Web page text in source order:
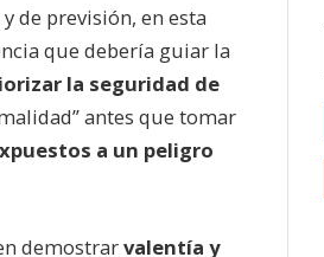
de previsión, en esta
que debería guiar la
la seguridad de
antes que tomar
a un peligro
demostrarvalentía y